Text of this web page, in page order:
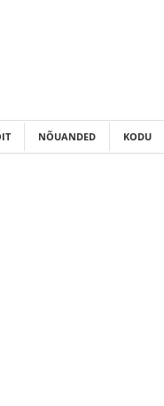
NÕUANDED KODU